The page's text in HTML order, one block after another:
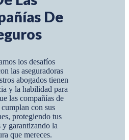
De
los desafíos
las aseguradoras
abogados tienen
y la habilidad para
las compañías de
cumplan con sus
protegiendo tus
y garantizando la
que mereces.